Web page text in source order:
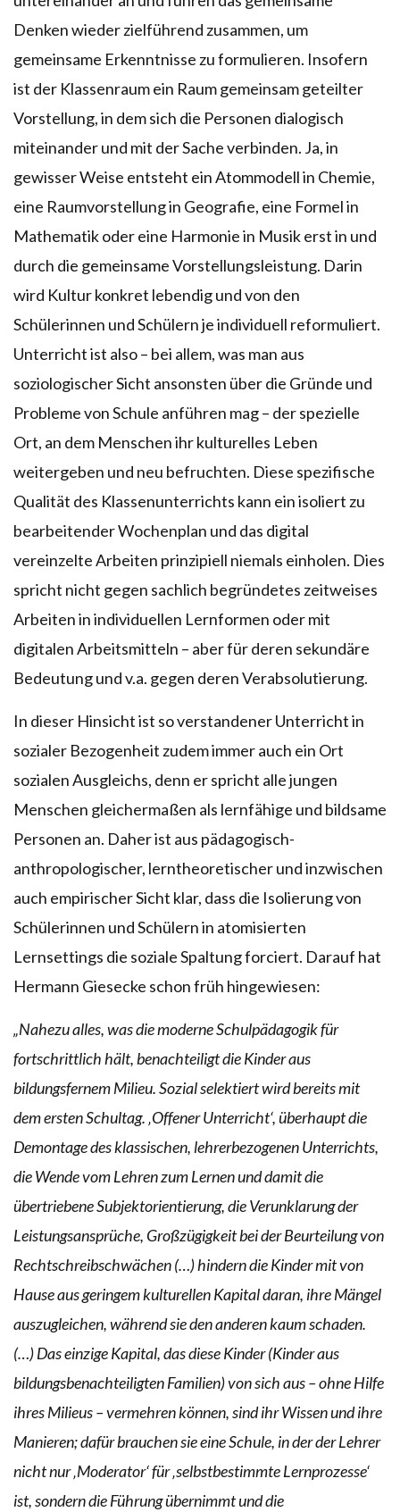
Denken wieder zielführend zusammen, um
gemeinsame Erkenntnisse zu formulieren. Insofern
ist der Klassenraum ein Raum gemeinsam geteilter
Vorstellung, in dem sich die Personen dialogisch
miteinander und mit der Sache verbinden. Ja, in
gewisser Weise entsteht ein Atommodell in Chemie,
eine Raumvorstellung in Geografie, eine Formel in
Mathematik oder eine Harmonie in Musik erst in und
durch die gemeinsame Vorstellungsleistung. Darin
wird Kultur konkret lebendig und von den
Schülerinnen und Schülern je individuell reformuliert.
Unterricht ist also – bei allem, was man aus
soziologischer Sicht ansonsten über die Gründe und
Probleme von Schule anführen mag – der spezielle
Ort, an dem Menschen ihr kulturelles Leben
weitergeben und neu befruchten. Diese spezifische
Qualität des Klassenunterrichts kann ein isoliert zu
bearbeitender Wochenplan und das digital
vereinzelte Arbeiten prinzipiell niemals einholen. Dies
spricht nicht gegen sachlich begründetes zeitweises
Arbeiten in individuellen Lernformen oder mit
digitalen Arbeitsmitteln – aber für deren sekundäre
Bedeutung und v.a. gegen deren Verabsolutierung.
In dieser Hinsicht ist so verstandener Unterricht in
sozialer Bezogenheit zudem immer auch ein Ort
sozialen Ausgleichs, denn er spricht alle jungen
Menschen gleichermaßen als lernfähige und bildsame
Personen an. Daher ist aus pädagogisch-
anthropologischer, lerntheoretischer und inzwischen
auch empirischer Sicht klar, dass die Isolierung von
Schülerinnen und Schülern in atomisierten
Lernsettings die soziale Spaltung forciert. Darauf hat
Hermann Giesecke schon früh hingewiesen:
„Nahezu alles, was die moderne Schulpädagogik für
fortschrittlich hält, benachteiligt die Kinder aus
bildungsfernem Milieu. Sozial selektiert wird bereits mit
dem ersten Schultag. ‚Offener Unterricht‘, überhaupt die
Demontage des klassischen, lehrerbezogenen Unterrichts,
die Wende vom Lehren zum Lernen und damit die
übertriebene Subjektorientierung, die Verunklarung der
Leistungsansprüche, Großzügigkeit bei der Beurteilung von
Rechtschreibschwächen (…) hindern die Kinder mit von
Hause aus geringem kulturellen Kapital daran, ihre Mängel
auszugleichen, während sie den anderen kaum schaden.
(…) Das einzige Kapital, das diese Kinder (Kinder aus
bildungsbenachteiligten Familien) von sich aus – ohne Hilfe
ihres Milieus – vermehren können, sind ihr Wissen und ihre
Manieren; dafür brauchen sie eine Schule, in der der Lehrer
nicht nur ‚Moderator‘ für ‚selbstbestimmte Lernprozesse‘
ist, sondern die Führung übernimmt und die